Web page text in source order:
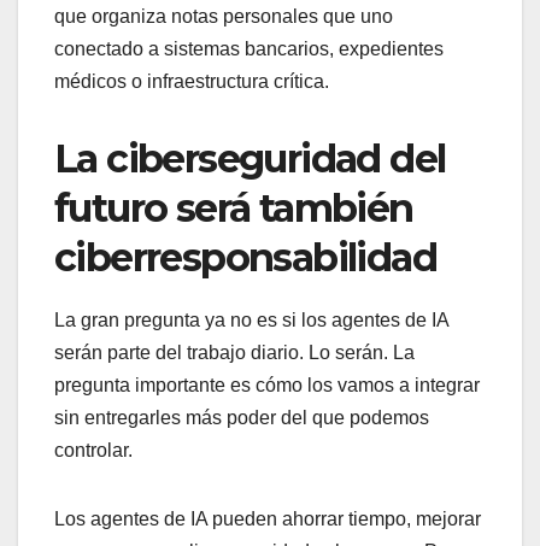
que organiza notas personales que uno
conectado a sistemas bancarios, expedientes
médicos o infraestructura crítica.
La ciberseguridad del
futuro será también
ciberresponsabilidad
La gran pregunta ya no es si los agentes de IA
serán parte del trabajo diario. Lo serán. La
pregunta importante es cómo los vamos a integrar
sin entregarles más poder del que podemos
controlar.
Los agentes de IA pueden ahorrar tiempo, mejorar